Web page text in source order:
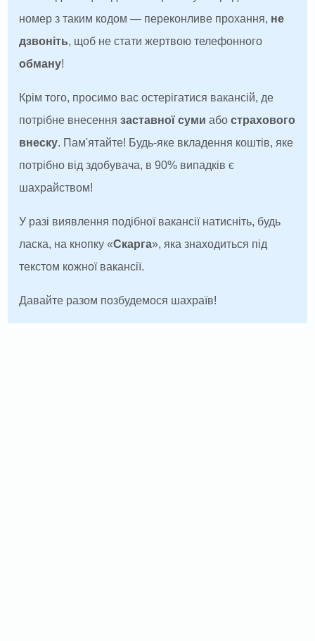
номер з таким кодом — переконливе прохання, не
дзвоніть, щоб не стати жертвою телефонного
обману!
Крім того, просимо вас остерігатися вакансій, де
потрібне внесеннязаставної суми абострахового
внеску. Пам'ятайте! Будь-яке вкладення коштів, яке
потрібно від здобувача, в 90% випадків є
шахрайством!
У разі виявлення подібної вакансії натисніть, будь
ласка, на кнопку «Скарга», яка знаходиться під
текстом кожної вакансії.
Давайте разом позбудемося шахраїв!